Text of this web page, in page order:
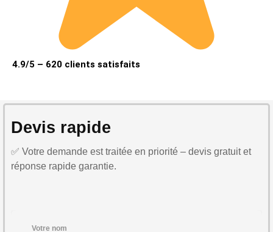
4.9/5 – 620 clients satisfaits
Devis rapide
✅ Votre demande est traitée en priorité – devis gratuit et
réponse rapide garantie.
Votre nom